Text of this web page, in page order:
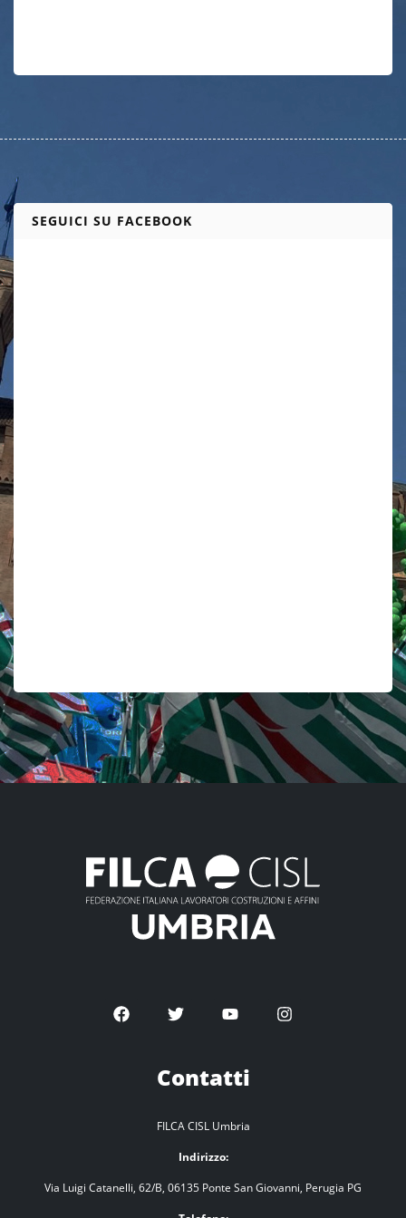
SEGUICI SU FACEBOOK
Contatti
FILCA CISL Umbria
Indirizzo:
Via Luigi Catanelli, 62/B, 06135 Ponte San Giovanni, Perugia PG